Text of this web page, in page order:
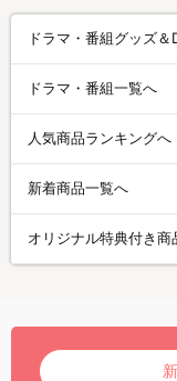
ドラマ・番組グッズ
ドラマ・番組一覧へ
人気商品ランキングへ
新着商品一覧へ
オリジナル特典付き商